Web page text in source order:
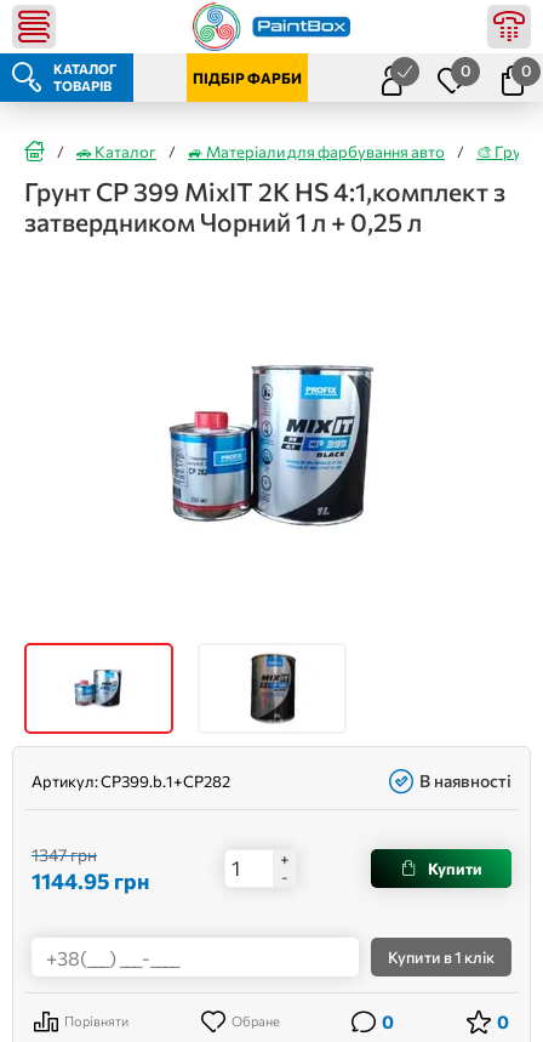
КАТАЛОГ
ТОВАРІВ
ПІДБІР ФАРБИ 0 0
/ 🚗 Каталог / 🚙 Матеріали для фарбування авто / 🎨
Грунт CP 399 MixIT 2K HS 4:1,комплект з
затвердником Чорний 1 л + 0,25 л
Артикул:CP399.b.1+CP282 В наявності
1347 грн
1144.95 грн
+
-
Купити
Купити в 1 клік
Порівняти Обране 0 0